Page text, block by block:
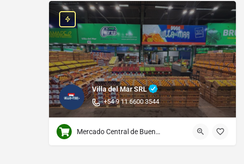
Villa del Mar SRL
+54 9 11 6600 3544
Mercado Central de Buenos Aires